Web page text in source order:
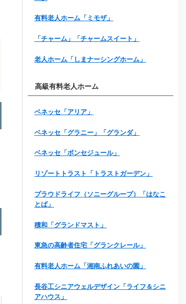
有料老人ホーム「ミモザ」
「チャーム」「チャームスイート」
老人ホーム「しまナーシングホーム」
高級有料老人ホーム
ベネッセ「アリア」
ベネッセ「グラニー」「グランダ」
ベネッセ「ボンセジュール」
リゾートトラスト「トラストガーデン」
プラウドライフ（ソニーグループ）「はなこ
とば」
積和「グランドマスト」
東急の高齢者住宅「グランクレール」
有料老人ホーム「湘南ふれあいの園」
長谷工シニアウェルデザイン「ライフ＆シニ
アハウス」